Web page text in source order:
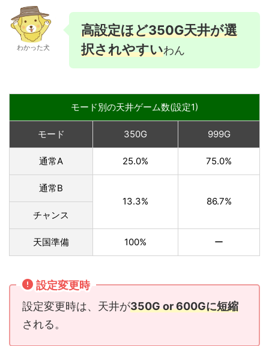
わかった犬
高設定ほど350G天井が選
択されやすいわん
モード別の天井ゲーム数(設定1)
モード 350G 999G
通常A 25.0% 75.0%
通常B
13.3%
86.7%
チャンス
天国準備 100% ー
設定変更時
設定変更時は、天井が350G or 600Gに短縮
される。